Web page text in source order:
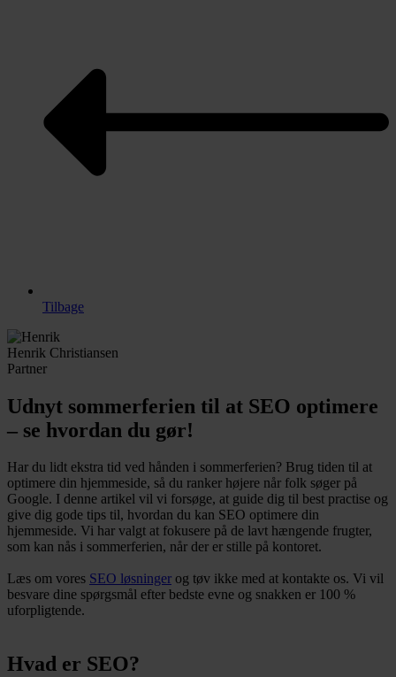
Tilbage
Henrik Christiansen
Partner
Udnyt sommerferien til at SEO optimere
– se hvordan du gør!
Har du lidt ekstra tid ved hånden i sommerferien? Brug tiden til at
optimere din hjemmeside, så du ranker højere når folk søger på
Google. I denne artikel vil vi forsøge, at guide dig til best practise og
give dig gode tips til, hvordan du kan SEO optimere din
hjemmeside. Vi har valgt at fokusere på de lavt hængende frugter,
som kan nås i sommerferien, når der er stille på kontoret.
Læs om vores SEO løsninger og tøv ikke med at kontakte os. Vi vil
besvare dine spørgsmål efter bedste evne og snakken er 100 %
uforpligtende.
Hvad er SEO?